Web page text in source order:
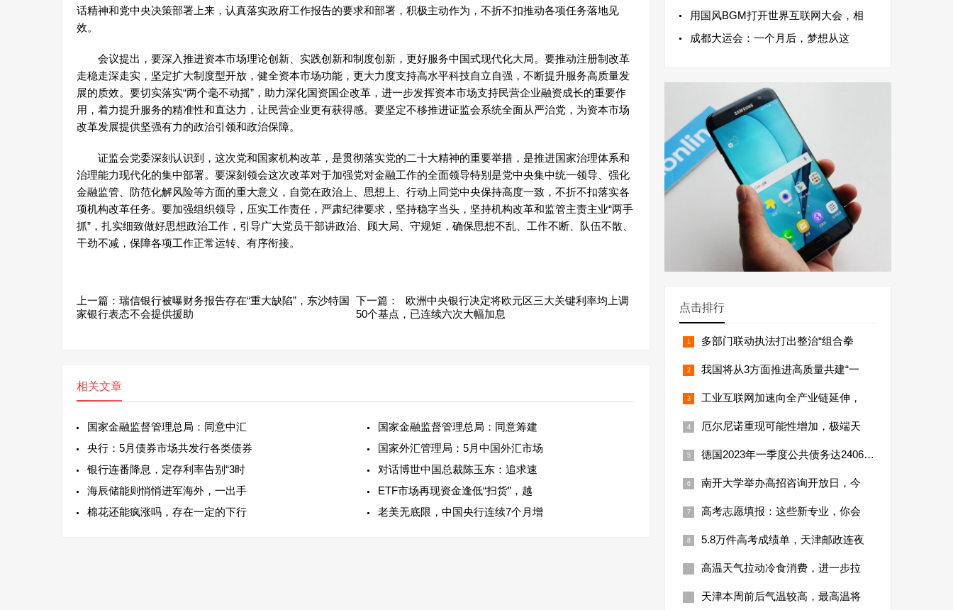
话精神和党中央决策部署上来，认真落实政府工作报告的要求和部署，积极主动作为，不折不扣推动各项任务落地见
效。
会议提出，要深入推进资本市场理论创新、实践创新和制度创新，更好服务中国式现代化大局。要推动注册制改革
走稳走深走实，坚定扩大制度型开放，健全资本市场功能，更大力度支持高水平科技自立自强，不断提升服务高质量发
展的质效。要切实落实“两个毫不动摇”，助力深化国资国企改革，进一步发挥资本市场支持民营企业融资成长的重要作
用，着力提升服务的精准性和直达力，让民营企业更有获得感。要坚定不移推进证监会系统全面从严治党，为资本市场
改革发展提供坚强有力的政治引领和政治保障。
证监会党委深刻认识到，这次党和国家机构改革，是贯彻落实党的二十大精神的重要举措，是推进国家治理体系和
治理能力现代化的集中部署。要深刻领会这次改革对于加强党对金融工作的全面领导特别是党中央集中统一领导、强化
金融监管、防范化解风险等方面的重大意义，自觉在政治上、思想上、行动上同党中央保持高度一致，不折不扣落实各
项机构改革任务。要加强组织领导，压实工作责任，严肃纪律要求，坚持稳字当头，坚持机构改革和监管主责主业“两手
抓”，扎实细致做好思想政治工作，引导广大党员干部讲政治、顾大局、守规矩，确保思想不乱、工作不断、队伍不散、
干劲不减，保障各项工作正常运转、有序衔接。
上一篇： 瑞信银行被曝财务报告存在“重大缺陷”，东沙特国
家银行表态不会提供援助
下一篇：
欧洲中央银行决定将欧元区三大关键利率均上调
50个基点，已连续六次大幅加息
相关文章
国家金融监督管理总局：同意中汇
国家金融监督管理总局：同意筹建
央行：5月债券市场共发行各类债券
国家外汇管理局：5月中国外汇市场
银行连番降息，定存利率告别“3时
对话博世中国总裁陈玉东：追求速
海辰储能则悄悄进军海外，一出手
ETF市场再现资金逢低“扫货”，越
棉花还能疯涨吗，存在一定的下行
老美无底限，中国央行连续7个月增
用国风BGM打开世界互联网大会，相
成都大运会：一个月后，梦想从这
点击排行
多部门联动执法打出整治“组合拳
我国将从3方面推进高质量共建“一
工业互联网加速向全产业链延伸，
厄尔尼诺重现可能性增加，极端天
德国2023年一季度公共债务达24066亿
南开大学举办高招咨询开放日，今
高考志愿填报：这些新专业，你会
5.8万件高考成绩单，天津邮政连夜
高温天气拉动冷食消费，进一步拉
天津本周前后气温较高，最高温将